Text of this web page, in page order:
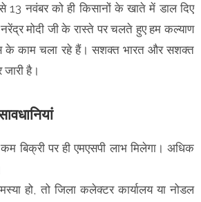
13 नवंबर को ही किसानों के खाते में डाल दिए
मोदी जी के रास्ते पर चलते हुए हम कल्याण
के काम चला रहे हैं। सशक्त भारत और सशक्त
है।
बिक्री पर ही एमएसपी लाभ मिलेगा। अधिक
हो, तो जिला कलेक्टर कार्यालय या नोडल